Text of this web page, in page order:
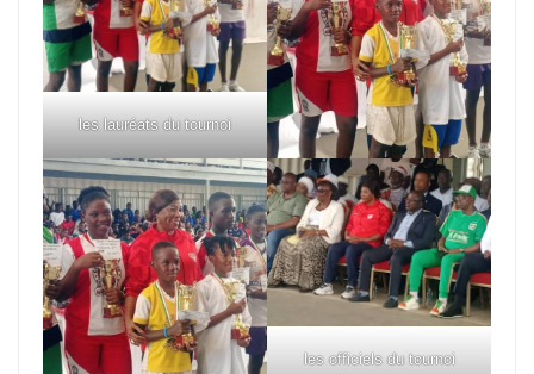
les lauréats du tournoi
les officiels du tournoi